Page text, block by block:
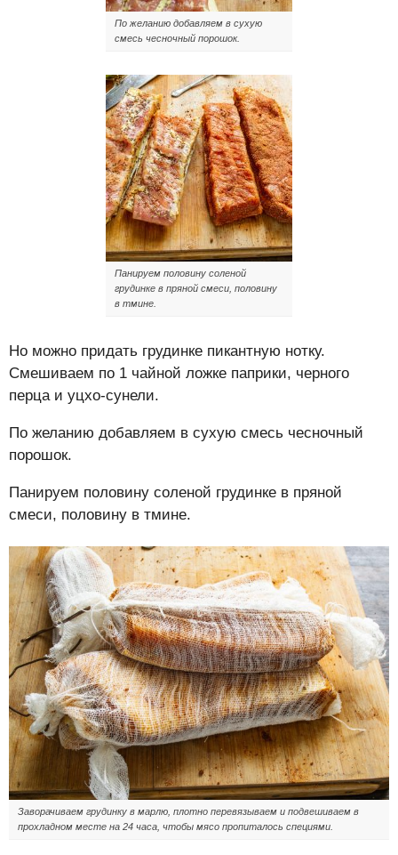
По желанию добавляем в сухую
смесь чесночный порошок.
Панируем половину соленой
грудинке в пряной смеси, половину
в тмине.
Но можно придать грудинке пикантную нотку.
Смешиваем по 1 чайной ложке паприки, черного
перца и уцхо-сунели.
По желанию добавляем в сухую смесь чесночный
порошок.
Панируем половину соленой грудинке в пряной
смеси, половину в тмине.
Заворачиваем грудинку в марлю, плотно перевязываем и подвешиваем в
прохладном месте на 24 часа, чтобы мясо пропиталось специями.